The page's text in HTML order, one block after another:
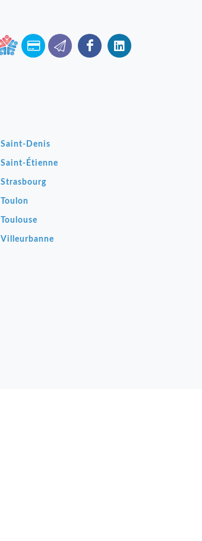
Saint-Denis
Saint-Étienne
Strasbourg
Toulon
Toulouse
Villeurbanne